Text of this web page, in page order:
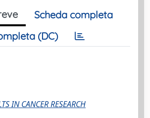
Scheda completa
(DC)
IN CANCER RESEARCH